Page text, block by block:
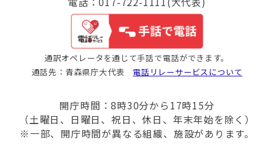
通訳オペレータを通じて手話で電話ができます。
通話先：青森県庁大代表 電話リレーサービスについて
開庁時間：8時30分から17時15分
（土曜日、日曜日、祝日、休日、年末年始を除く）
※一部、開庁時間が異なる組織、施設があります。